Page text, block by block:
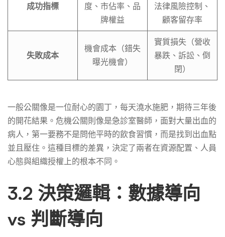
成功指標
度、市佔率、品
牌權益
法律風險控制、
顧客留存率
失敗成本
機會成本（錯失
曝光機會）
實質損失（營收
暴跌、訴訟、倒
閉）
一般公關像是一位耐心的園丁，每天澆水施肥，期待三年後
的開花結果。危機公關則像是急診室醫師，面對大量出血的
病人，第一要務不是問他平時的飲食習慣，而是找到出血點
並且壓住。這種目標的差異，決定了兩者在資源配置、人員
心態與組織授權上的根本不同。
3.2 決策邏輯：數據導向
vs 判斷導向